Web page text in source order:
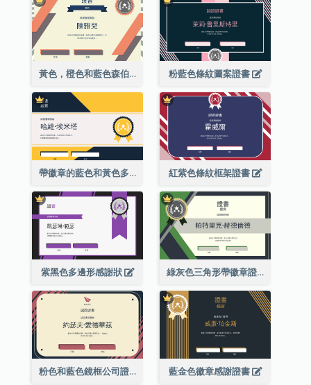
黃色，橙色和藍色森伯斯特證書 粉藍色條紋圖案證書
帶徽章的藍色和黃色多邊形證書 紅紫色條紋框架證書
紫黑色多邊形感謝狀 綠灰色三角形帶徽章證書
粉色和藍色鏡框公司證書 藍金色徽章感謝證書